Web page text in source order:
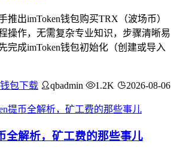
推出imToken钱包购买TRX（波场币）
操作，无需复杂专业知识，步骤清晰易
完成imToken钱包初始化（创建或导入
包下载 qbadmin 1.2K 2026-08-06
全解析，矿工费的那些事儿